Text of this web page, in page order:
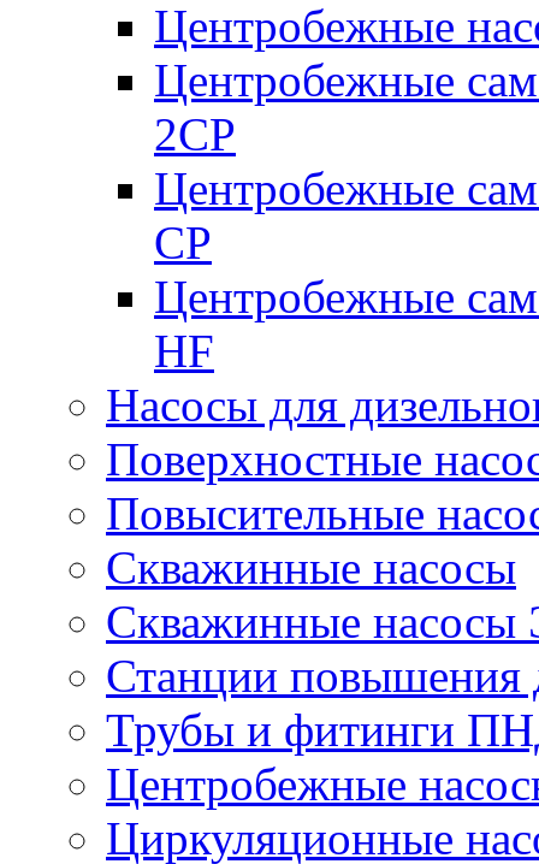
Центробежные
Центробежные
2CP
Центробежные
CP
Центробежные
HF
Насосы для
Поверхностные
Повысительные
Скважинные насосы
Скважинные
Станции повышения
Трубы и фитинги
Центробежные
Циркуляционные